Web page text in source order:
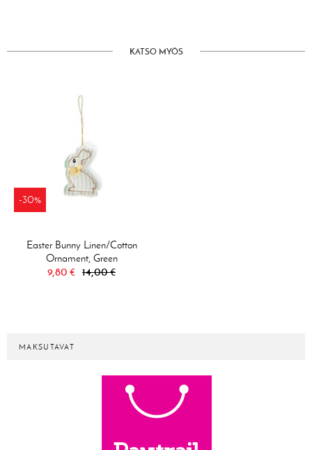
KATSO MYÖS
-30%
Easter Bunny Linen/Cotton
Ornament, Green
9,80 € 14,00 €
MAKSUTAVAT